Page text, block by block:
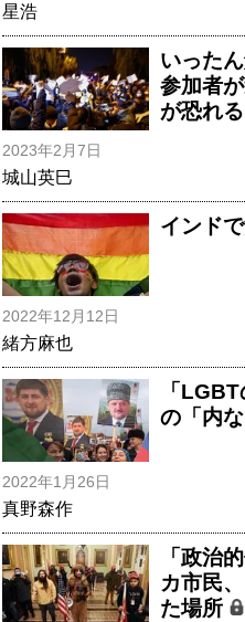
星浩
いった
参加者
が恐れ
2023年2月7日
城山英巳
インド
2022年12月12日
緒方麻也
「
の「内
2022年1月26日
真野森作
「政治
カ市民
た場所